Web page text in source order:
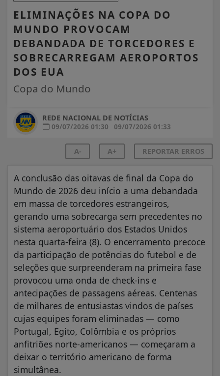
ELIMINAÇÕES NA COPA DO
MUNDO PROVOCAM
DEBANDADA DE TORCEDORES E
SOBRECARREGAM AEROPORTOS
DOS EUA
Copa do Mundo
REDE NACIONAL DE NOTÍCIAS
09/07/2026 01:30
09/07/2026 01:33
A- A+ REPORTAR ERROS
A conclusão das oitavas de final da Copa do
Mundo de 2026 deu início a uma debandada
em massa de torcedores estrangeiros,
gerando uma sobrecarga sem precedentes no
sistema aeroportuário dos Estados Unidos
nesta quarta-feira (8). O encerramento precoce
da participação de potências do futebol e de
seleções que surpreenderam na primeira fase
provocou uma onda de check-ins e
antecipações de passagens aéreas. Centenas
de milhares de entusiastas vindos de países
cujas equipes foram eliminadas — como
Portugal, Egito, Colômbia e os próprios
anfitriões norte-americanos — começaram a
deixar o território americano de forma
simultânea.